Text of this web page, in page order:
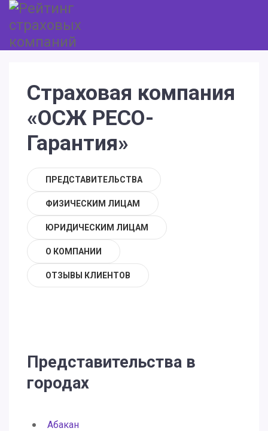
Страховая компания
«ОСЖ РЕСО-
Гарантия»
ПРЕДСТАВИТЕЛЬСТВА
ФИЗИЧЕСКИМ ЛИЦАМ
ЮРИДИЧЕСКИМ ЛИЦАМ
О КОМПАНИИ
ОТЗЫВЫ КЛИЕНТОВ
Представительства в
городах
Абакан